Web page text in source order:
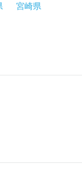
宮崎県